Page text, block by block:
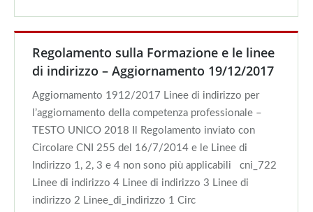
Regolamento sulla Formazione e le linee
di indirizzo – Aggiornamento 19/12/2017
Aggiornamento 1912/2017 Linee di indirizzo per
l’aggiornamento della competenza professionale –
TESTO UNICO 2018 Il Regolamento inviato con
Circolare CNI 255 del 16/7/2014 e le Linee di
Indirizzo 1, 2, 3 e 4 non sono più applicabili cni_722
Linee di indirizzo 4 Linee di indirizzo 3 Linee di
indirizzo 2 Linee_di_indirizzo 1 Circ